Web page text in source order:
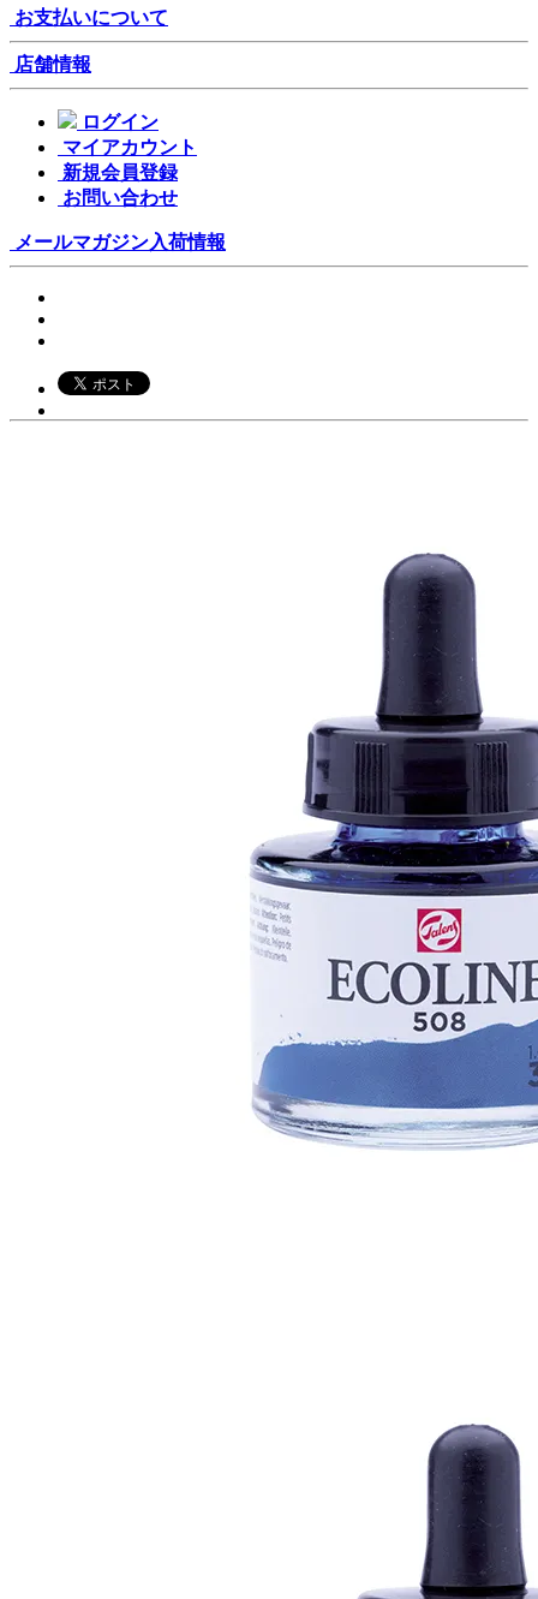
お支払いについて
店舗情報
ログイン
マイアカウント
新規会員登録
お問い合わせ
メールマガジン入荷情報